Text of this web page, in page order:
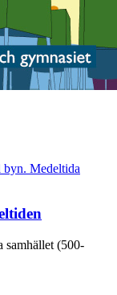
samhället (500-